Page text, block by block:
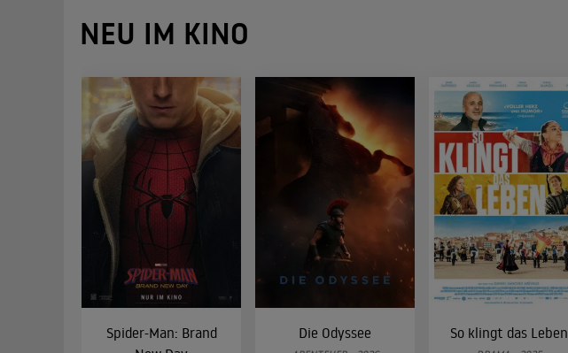
NEU IM KINO
Spider-Man: Brand
Die Odyssee So klingt das Leben